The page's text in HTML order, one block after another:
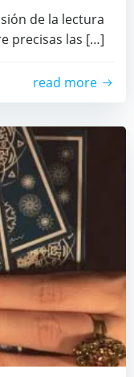
de la lectura
precisas las […]
read more